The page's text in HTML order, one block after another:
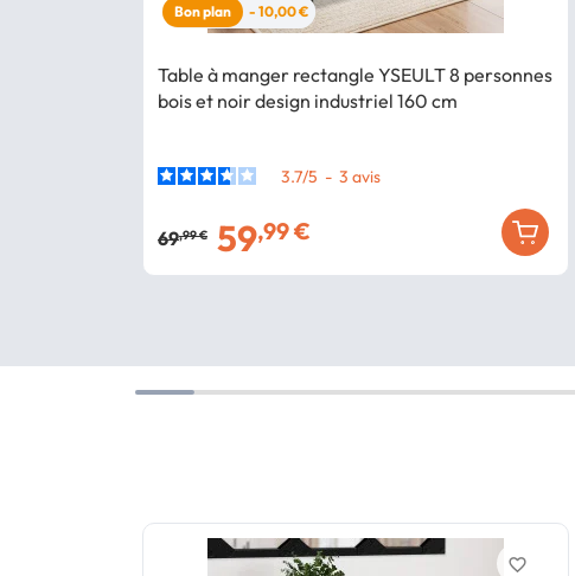
Bon plan - 10,00 €
Table à manger rectangle YSEULT 8 personnes
bois et noir design industriel 160 cm
3.7/5 - 3 avis
69,99 € 59,99 €
favorite_border